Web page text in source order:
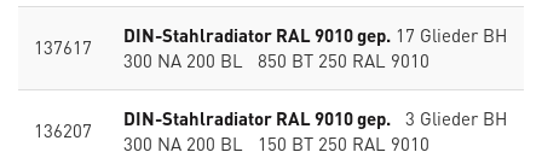
137617 DIN-Stahlradiator RAL 9010 gep. 17 Glieder BH
300 NA 200 BL 850 BT 250 RAL 9010
136207 DIN-Stahlradiator RAL 9010 gep. 3 Glieder BH
300 NA 200 BL 150 BT 250 RAL 9010